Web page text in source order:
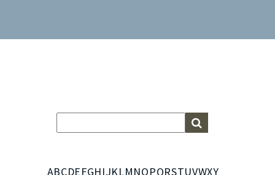
ABCDEFGHIJKLMNOPQRSTUVWXY